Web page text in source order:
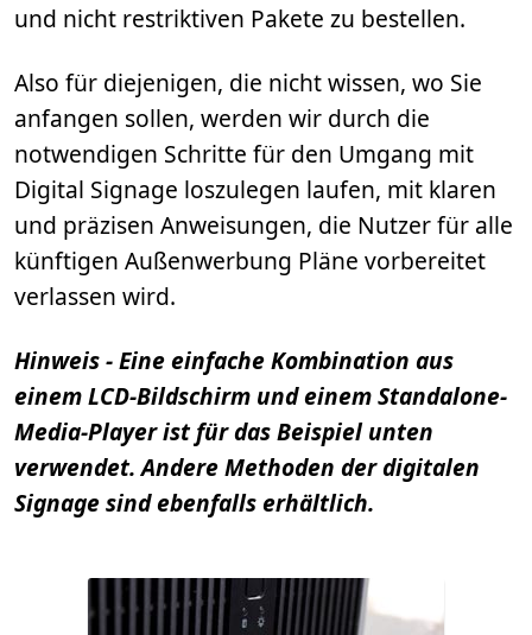
und nicht restriktiven Pakete zu bestellen.
Also für diejenigen, die nicht wissen, wo Sie
anfangen sollen, werden wir durch die
notwendigen Schritte für den Umgang mit
Digital Signage loszulegen laufen, mit klaren
und präzisen Anweisungen, die Nutzer für alle
künftigen Außenwerbung Pläne vorbereitet
verlassen wird.
Hinweis - Eine einfache Kombination aus
einem LCD-Bildschirm und einem Standalone-
Media-Player ist für das Beispiel unten
verwendet. Andere Methoden der digitalen
Signage sind ebenfalls erhältlich.